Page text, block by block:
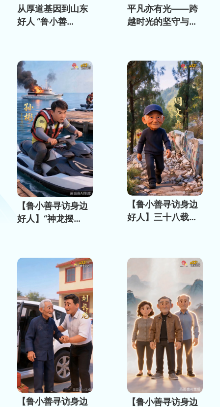
从厚道基因到山东
好人 “鲁小善
平凡亦有光——跨
越时光的坚守与奉
【鲁小善寻访身边
好人】“神龙摆
【鲁小善寻访身边
好人】三十八载守
【鲁小善寻访身边 【鲁小善寻访身边